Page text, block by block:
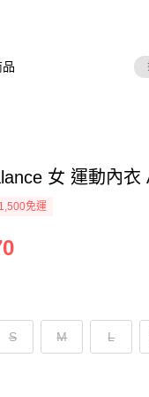
女 運動內衣
免運
S M L